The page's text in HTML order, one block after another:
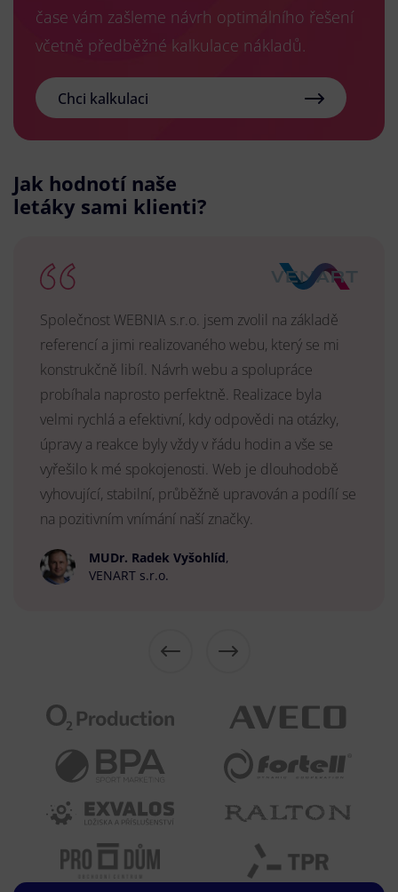
čase vám zašleme návrh optimálního řešení
včetně předběžné kalkulace nákladů.
Chci kalkulaci
Jak hodnotí naše
letáky sami klienti?
Společnost WEBNIA s.r.o. jsem zvolil na základě
referencí a jimi realizovaného webu, který se mi
konstrukčně libíl. Návrh webu a spolupráce
probíhala naprosto perfektně. Realizace byla
velmi rychlá a efektivní, kdy odpovědi na otázky,
úpravy a reakce byly vždy v řádu hodin a vše se
vyřešilo k mé spokojenosti. Web je dlouhodobě
vyhovující, stabilní, průběžně upravován a podílí se
na pozitivním vnímání naší značky.
MUDr. Radek Vyšohlíd,
VENART s.r.o.